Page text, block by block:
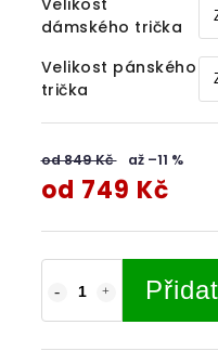
Velikost
dámského trička
Velikost pánského
trička
od 849 Kč až –11 %
od 749 Kč